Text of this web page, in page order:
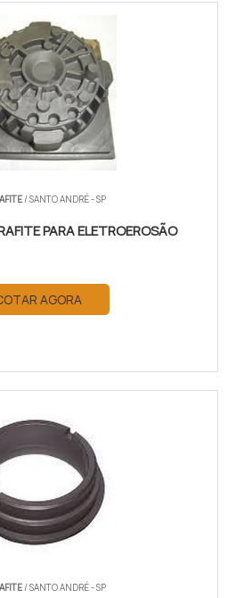
/ SANTO ANDRÉ - SP
PARA ELETROEROSÃO
AGORA
/ SANTO ANDRÉ - SP